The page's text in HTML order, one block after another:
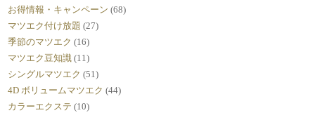
お得情報・キャンペーン (68)
マツエク付け放題 (27)
季節のマツエク (16)
マツエク豆知識 (11)
シングルマツエク (51)
4D ボリュームマツエク (44)
カラーエクステ (10)